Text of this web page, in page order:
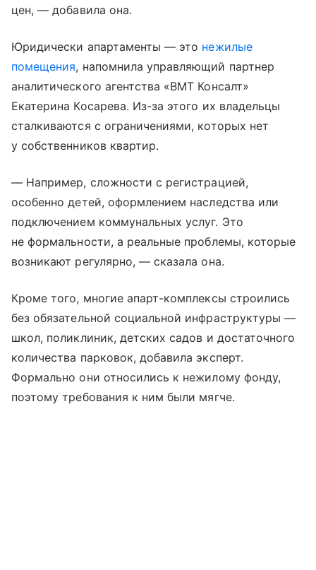
цен, — добавила она.
Юридически апартаменты — это нежилые
помещения, напомнила управляющий партнер
аналитического агентства «ВМТ Консалт»
Екатерина Косарева. Из-за этого их владельцы
сталкиваются с ограничениями, которых нет
у собственников квартир.
— Например, сложности с регистрацией,
особенно детей, оформлением наследства или
подключением коммунальных услуг. Это
не формальности, а реальные проблемы, которые
возникают регулярно, — сказала она.
Кроме того, многие апарт-комплексы строились
без обязательной социальной инфраструктуры —
школ, поликлиник, детских садов и достаточного
количества парковок, добавила эксперт.
Формально они относились к нежилому фонду,
поэтому требования к ним были мягче.